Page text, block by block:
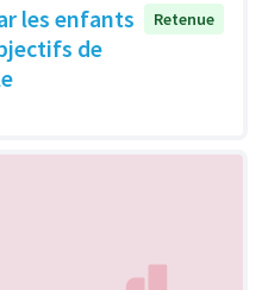
les enfants
de
Retenue